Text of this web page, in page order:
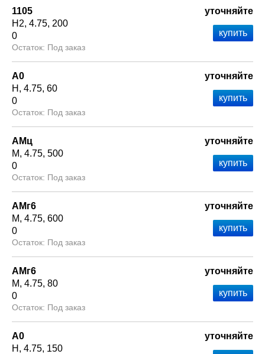
1105
Н2 4.75 200
0
Под заказ
уточняйте
А0
Н
4.75 60
0
Под заказ
уточняйте
АМц
М 4.75 500
0
Под заказ
уточняйте
АМг6
М 4.75 600
0
Под заказ
уточняйте
АМг6
М 4.75 80
0
Под заказ
уточняйте
А0
Н
4.75 150
уточняйте